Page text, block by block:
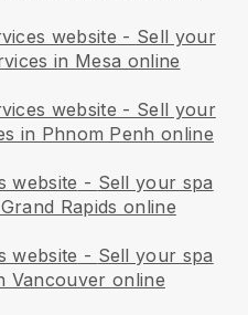
website - Sell your
in Mesa online
website - Sell your
in Phnom Penh online
website - Sell your spa
Rapids online
website - Sell your spa
Vancouver online